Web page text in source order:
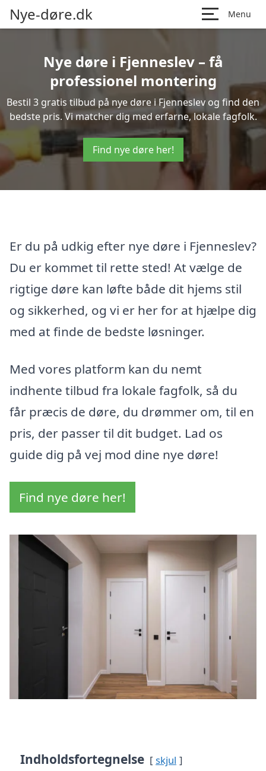
Nye-døre.dk Menu
Nye døre i Fjenneslev – få
professionel montering
Bestil 3 gratis tilbud på nye døre i Fjenneslev og find den
bedste pris. Vi matcher dig med erfarne, lokale fagfolk.
Find nye døre her!
Er du på udkig efter nye døre i Fjenneslev?
Du er kommet til rette sted! At vælge de
rigtige døre kan løfte både dit hjems stil
og sikkerhed, og vi er her for at hjælpe dig
med at finde de bedste løsninger.
Med vores platform kan du nemt
indhente tilbud fra lokale fagfolk, så du
får præcis de døre, du drømmer om, til en
pris, der passer til dit budget. Lad os
guide dig på vej mod dine nye døre!
Find nye døre her!
Indholdsfortegnelse skjul